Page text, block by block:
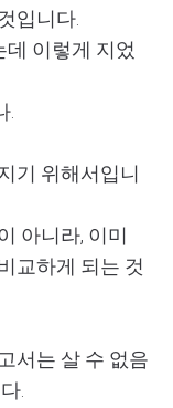
입니다.
데 이렇게 지었
.
기 위해서입니
아니라, 이미
교하게 되는 것
서는 살 수 없음
.